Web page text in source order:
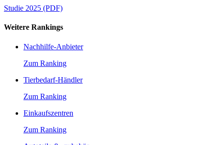
Studie 2025 (PDF)
Weitere Rankings
Nachhilfe-Anbieter
Zum Ranking
Tierbedarf-Händler
Zum Ranking
Einkaufszentren
Zum Ranking